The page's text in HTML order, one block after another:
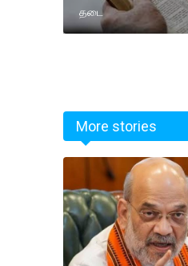
தடை
More stories